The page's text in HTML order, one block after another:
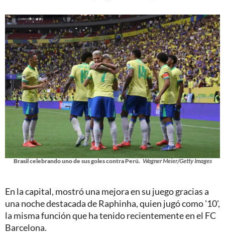
Brasil celebrando uno de sus goles contra Perú. Wagner Meier/Getty Images
En la capital, mostró una mejora en su juego gracias a
una noche destacada de Raphinha, quien jugó como '10',
la misma función que ha tenido recientemente en el FC
Barcelona.